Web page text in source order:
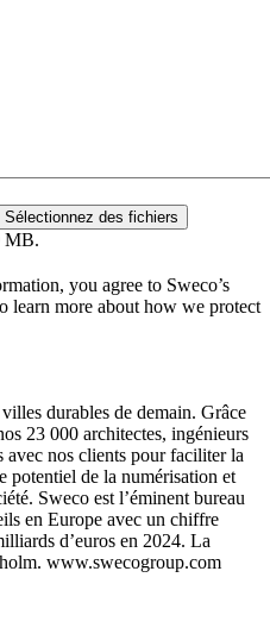
Sélectionnez des fichiers
MB.
you agree to Sweco’s
learn more about how we protect
durables de demain. Grâce
23 000 architectes, ingénieurs
avec nos clients pour faciliter la
potentiel de la numérisation et
Sweco est l’éminent bureau
en Europe avec un chiffre
d’euros en 2024. La
www.swecogroup.com